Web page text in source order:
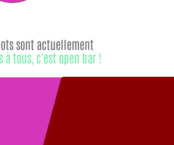
sont actuellement
à tous, c'est open bar !